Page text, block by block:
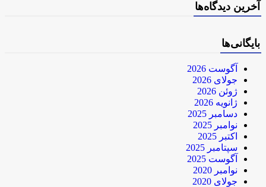
آخرین دیدگاه‌ها
بایگانی‌ها
آگوست 2026
جولای 2026
ژوئن 2026
ژانویه 2026
دسامبر 2025
نوامبر 2025
اکتبر 2025
سپتامبر 2025
آگوست 2025
نوامبر 2020
جولای 2020